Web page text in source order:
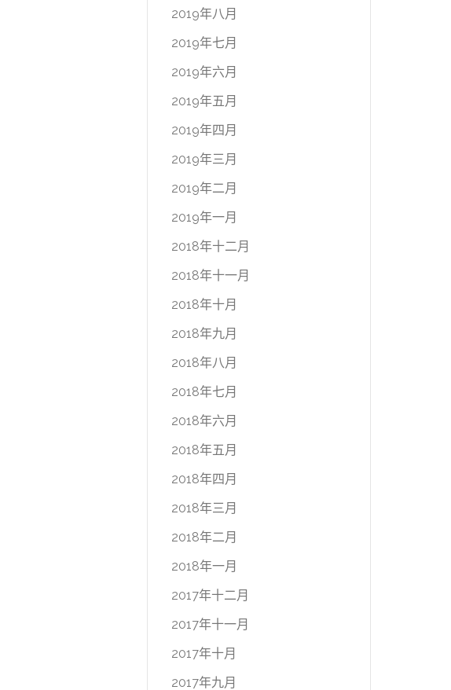
2019年八月
2019年七月
2019年六月
2019年五月
2019年四月
2019年三月
2019年二月
2019年一月
2018年十二月
2018年十一月
2018年十月
2018年九月
2018年八月
2018年七月
2018年六月
2018年五月
2018年四月
2018年三月
2018年二月
2018年一月
2017年十二月
2017年十一月
2017年十月
2017年九月